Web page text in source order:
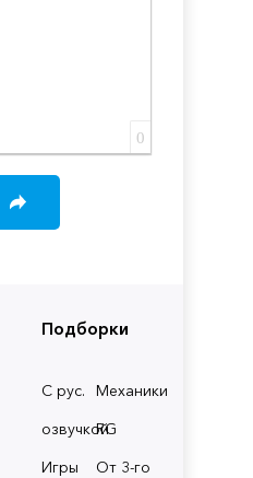
Подборки
С рус.
озвучкой
Механики
RG
Игры
От 3-го
0